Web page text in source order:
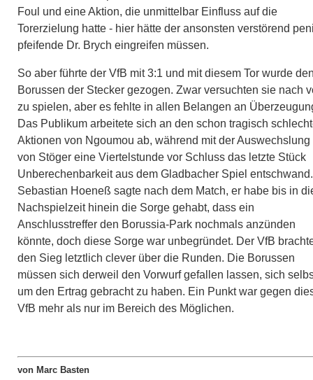
Foul und eine Aktion, die unmittelbar Einfluss auf die
Torerzielung hatte - hier hätte der ansonsten verstörend
pfeifende Dr. Brych eingreifen müssen.
So aber führte der VfB mit 3:1 und mit diesem Tor wurde
Borussen der Stecker gezogen. Zwar versuchten sie nach
zu spielen, aber es fehlte in allen Belangen an
Das Publikum arbeitete sich an den schon tragisch
Aktionen von Ngoumou ab, während mit der Auswechslung
von Stöger eine Viertelstunde vor Schluss das letzte Stück
Unberechenbarkeit aus dem Gladbacher Spiel entschwand.
Sebastian Hoeneß sagte nach dem Match, er habe bis in
Nachspielzeit hinein die Sorge gehabt, dass ein
Anschlusstreffer den Borussia-Park nochmals anzünden
könnte, doch diese Sorge war unbegründet. Der VfB
den Sieg letztlich clever über die Runden. Die Borussen
müssen sich derweil den Vorwurf gefallen lassen, sich
um den Ertrag gebracht zu haben. Ein Punkt war gegen
VfB mehr als nur im Bereich des Möglichen.
von Marc Basten